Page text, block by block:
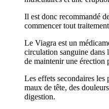
Il est donc recommandé
commencer tout
Le Viagra est un
circulation sanguine dans
de maintenir une érection
Les effets secondaires les
maux de tête, des
digestion.